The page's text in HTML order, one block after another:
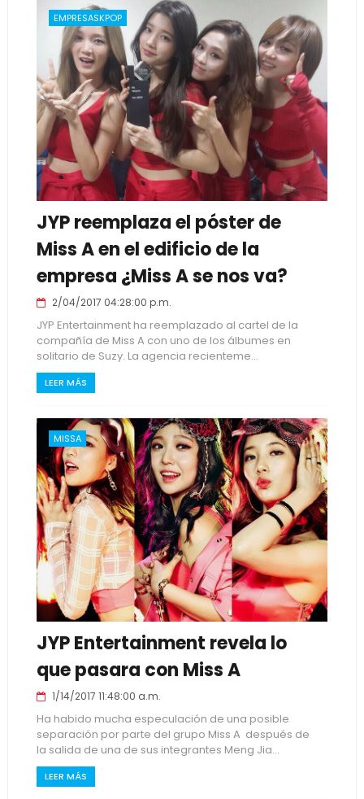
EMPRESASKPOP
JYP reemplaza el póster de
Miss A en el edificio de la
empresa ¿Miss A se nos va?
2/04/2017 04:28:00 p.m.
JYP Entertainment ha reemplazado al cartel de la
compañía de Miss A con uno de los álbumes en
solitario de Suzy. La agencia recienteme...
LEER MÁS
MISSA
JYP Entertainment revela lo
que pasara con Miss A
1/14/2017 11:48:00 a.m.
Ha habido mucha especulación de una posible
separación por parte del grupo Miss A después de
la salida de una de sus integrantes Meng Jia...
LEER MÁS